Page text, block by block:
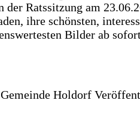
Ratssitzung am
ihre schönsten,
Bilder ab
Holdorf